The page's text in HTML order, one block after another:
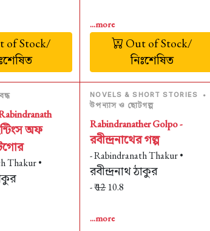
of Stock/
...more
Out of Stock/
নিঃশেষিত
অফ
Thakur •
NOVELS & SHORT STORIES •
উপন্যাস ও ছোটগল্প
Rabindranather Golpo -
রবীন্দ্রনাথের গল্প
- Rabindranath Thakur •
রবীন্দ্রনাথ ঠাকুর
- ₹1210.8
...more